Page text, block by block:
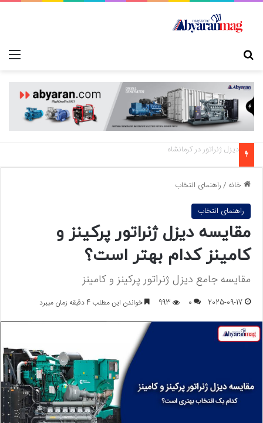
دیزل ژنراتور در قزوین
خانه /راهنمای انتخاب
راهنمای انتخاب
مقایسه دیزل ژنراتور پرکینز و
کامینز کدام بهتر است؟
مقایسه جامع دیزل ژنراتور پرکینز و کامینز
2025-09-17
0
993 خواندن این مطلب 4 دقیقه زمان میبرد